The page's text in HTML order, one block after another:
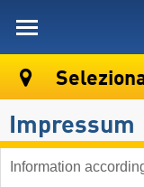
Impressum
Information